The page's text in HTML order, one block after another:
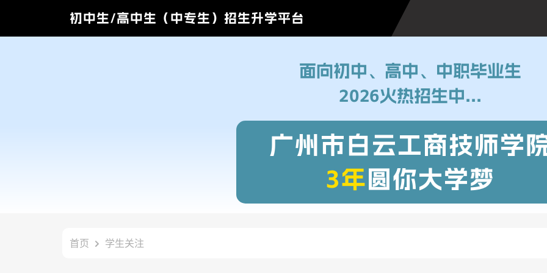
初中生/高中生（中专生）招生升学平台
面向初中、高中、中职毕业生
2026火热招生中...
广州市白云工商技师学
3年圆你大学梦
首页 学生关注